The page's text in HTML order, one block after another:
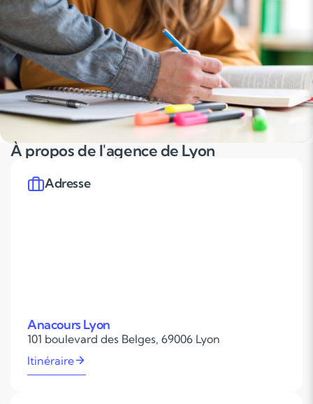
À propos de l'agence de Lyon
Adresse
Anacours Lyon
101 boulevard des Belges, 69006 Lyon
Itinéraire